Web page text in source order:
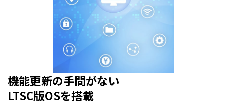
機能更新の手間がない
LTSC版OSを搭載